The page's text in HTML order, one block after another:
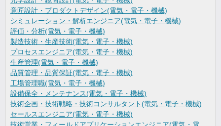
意匠設計・プロダクトデザイン(電気・電子・機械)
シミュレーション・解析エンジニア(電気・電子・機械)
評価・分析(電気・電子・機械)
製造技術・生産技術(電気・電子・機械)
プロセスエンジニア(電気・電子・機械)
生産管理(電気・電子・機械)
品質管理・品質保証(電気・電子・機械)
工場管理職(電気・電子・機械)
設備保全・メンテナンス(電気・電子・機械)
技術企画・技術戦略・技術コンサルタント(電気・電子・機械)
セールスエンジニア(電気・電子・機械)